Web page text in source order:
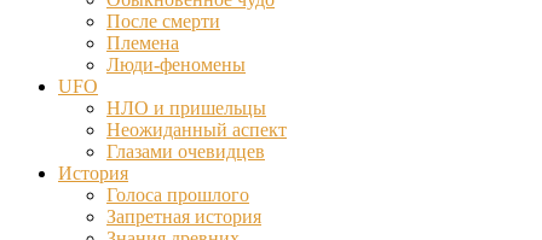
После смерти
Племена
Люди-феномены
UFO
НЛО и пришельцы
Неожиданный аспект
Глазами очевидцев
История
Голоса прошлого
Запретная история